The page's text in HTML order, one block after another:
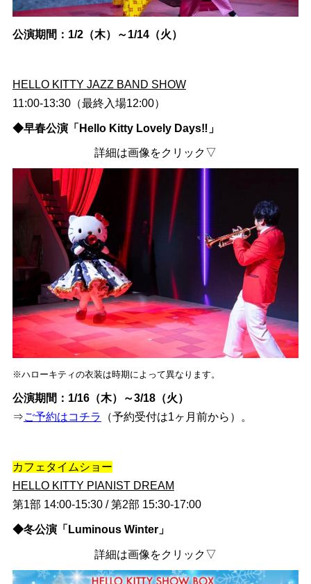
公演期間：1/2（木）～1/14（火）
HELLO KITTY JAZZ BAND SHOW
11:00-13:30（最終入場12:00）
◆早春公演「Hello Kitty Lovely Days‼」
詳細は画像をクリック▽
※ハローキティの衣装は時期によって異なります。
公演期間：1/16（木）～3/18（火）
⇒ご予約はコチラ （予約受付は1ヶ月前から）。
カフェタイムショー
HELLO KITTY PIANIST DREAM
第1部 14:00-15:30 / 第2部 15:30-17:00
◆冬公演「Luminous Winter」
詳細は画像をクリック▽